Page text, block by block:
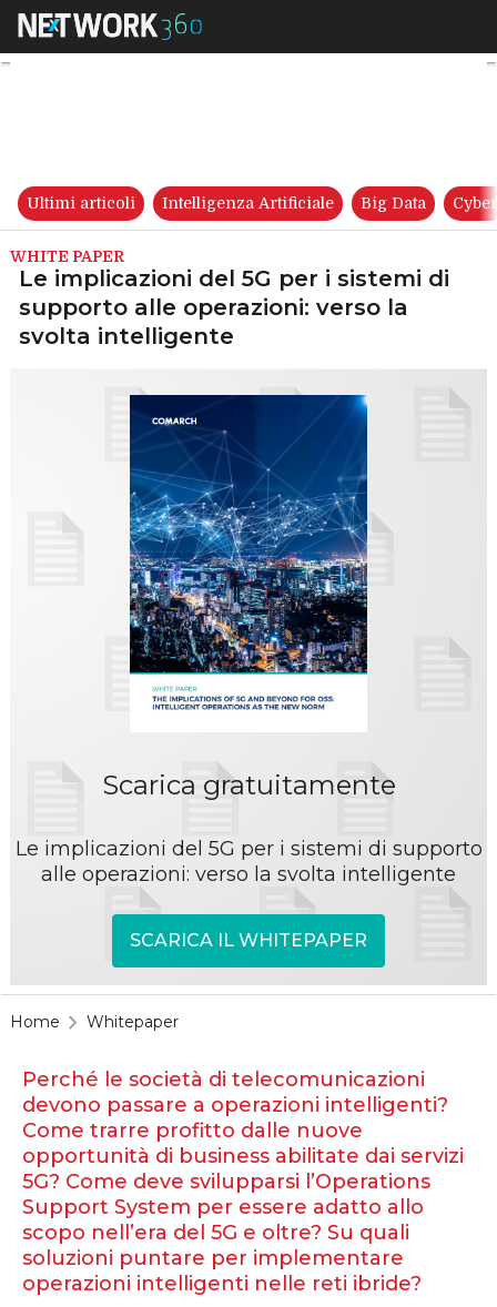
Le implicazioni del 5G per i
Ultimi articoli Intelligenza Artificiale Big Data
WHITE PAPER
Le implicazioni del 5G per i sistemi di
supporto alle operazioni: verso la
svolta intelligente
Scarica gratuitamente
Le implicazioni del 5G per i sistemi di supporto
alle operazioni: verso la svolta intelligente
SCARICA IL WHITEPAPER
Home Whitepaper
Perché le società di telecomunicazioni
devono passare a operazioni intelligenti?
Come trarre profitto dalle nuove
opportunità di business abilitate dai servizi
5G? Come deve svilupparsi l’Operations
Support System per essere adatto allo
scopo nell’era del 5G e oltre? Su quali
soluzioni puntare per implementare
operazioni intelligenti nelle reti ibride?